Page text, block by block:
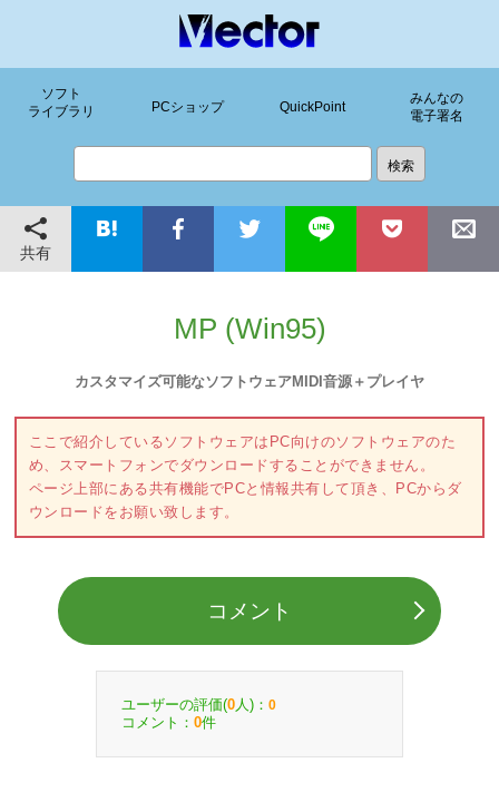
ソフト
ライブラリ
PCショップ QuickPoint
みんなの
電子署名
共有
MP (Win95)
カスタマイズ可能なソフトウェアMIDI音源＋プレイヤ
ここで紹介しているソフトウェアはPC向けのソフトウェアのた
め、スマートフォンでダウンロードすることができません。
ページ上部にある共有機能でPCと情報共有して頂き、PCからダ
ウンロードをお願い致します。
コメント
ユーザーの評価(0 人)： 0
コメント： 0件